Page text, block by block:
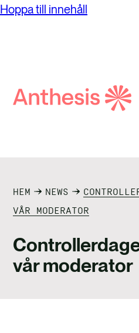
Hoppa till innehåll
PUBLIKATIONER
NYHETER OCH INSIKTER
FALLSTUDIER
Sök
HEM NEWS
VÅR MODERATOR
vår moderator